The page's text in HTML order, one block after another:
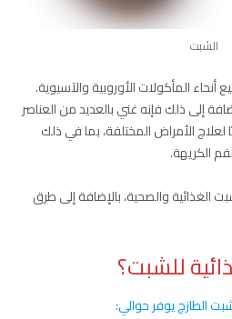
الشبت
المأكولات الأوروبية والآسيوية.
إلى ذلك فإنه غني بالعديد من العناصر
لعلاج الأمراض المختلفة، بما في ذلك
الكريهة.
الغذائية والصحية، بالإضافة إلى طرق
للشبت؟